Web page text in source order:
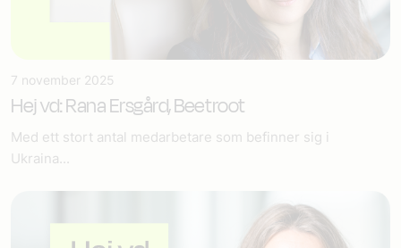
7 november 2025
Hej vd: Rana Ersgård, Beetroot
Med ett stort antal medarbetare som befinner sig i
Ukraina...